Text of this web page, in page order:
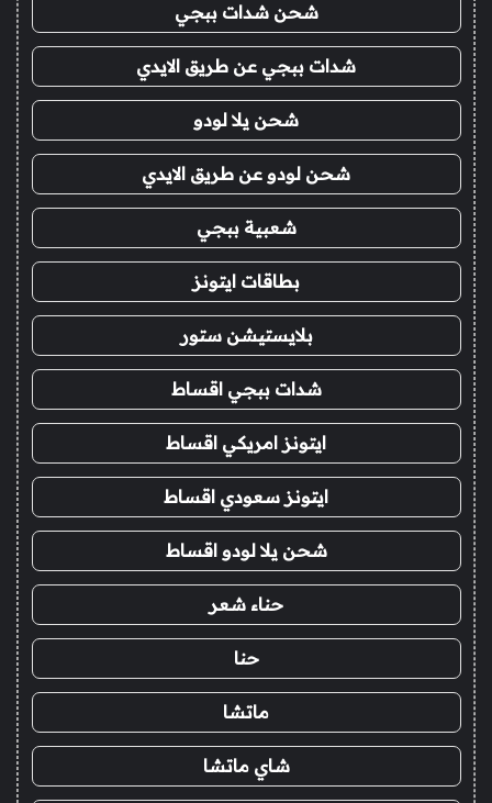
شحن شدات ببجي
شدات ببجي عن طريق الايدي
شحن يلا لودو
شحن لودو عن طريق الايدي
شعبية ببجي
بطاقات ايتونز
بلايستيشن ستور
شدات ببجي اقساط
ايتونز امريكي اقساط
ايتونز سعودي اقساط
شحن يلا لودو اقساط
حناء شعر
حنا
ماتشا
شاي ماتشا